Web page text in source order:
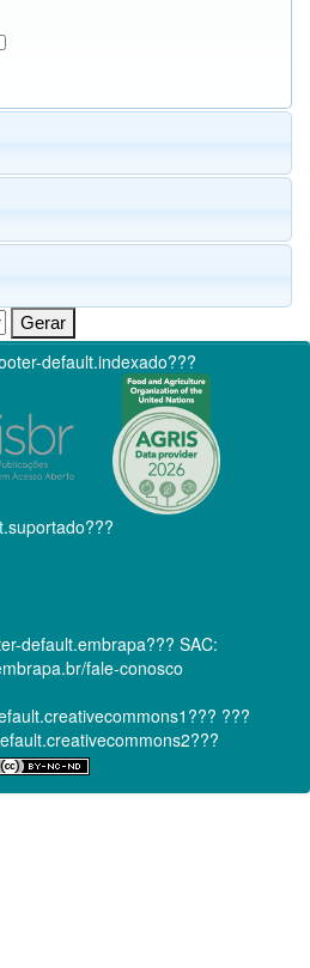
default.indexado???
default.embrapa??? SAC:
fale-conosco
???